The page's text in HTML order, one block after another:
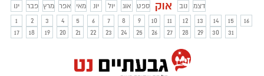
ינו
פבר מרץ אפר מאי יונ יול אוג ספט אוק נוב
דצמ
1
2 3 4 5 6 7 8 9 10 11 12 13 14 15
16
17
18 19 20 21 22 23 24 25 26 27 28 29 30 31